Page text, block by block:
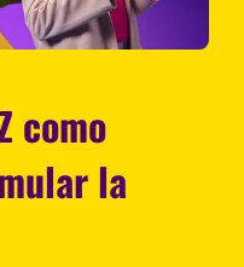
como
la